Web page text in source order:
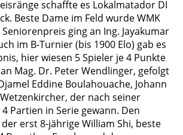
schaffte es Lokalmatador DI
Beste Dame im Feld wurde WMK
ging an Ing. Jayakumar
im B-Turnier (bis 1900 Elo) gab es
hier wiesen 5 Spieler je 4 Punkte
Mag. Dr. Peter Wendlinger, gefolgt
Eddine Boulahouache, Johann
der nach seiner
Partien in Serie gewann. Den
erst 8-jährige William Shi, beste